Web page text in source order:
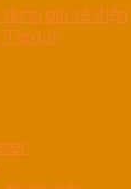
pin và điện
Toptul